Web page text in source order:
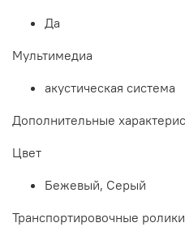
Да
Мультимедиа
акустическая система
Дополнительные
Цвет
Бежевый, Серый
Транспортировочные ролики